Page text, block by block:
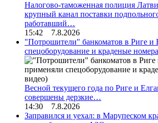
Налогово-таможенная полиция
крупный канал поставки
работавший…
15:42 7.8.2026
"Потрошители" банкоматов в Риге и
спецоборудование и краденые
Весной текущего года по Риге и
совершены дерзкие…
14:30 7.8.2026
Заправился и уехал: в Марупеском